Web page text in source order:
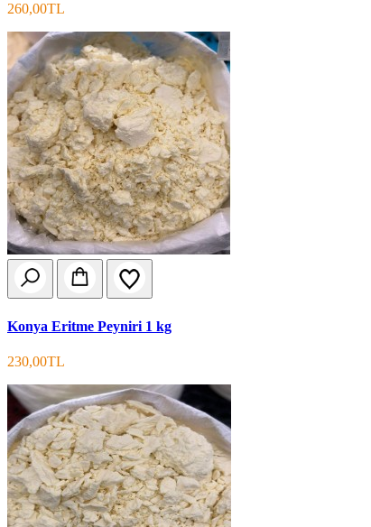
260,00TL
Konya Eritme Peyniri 1 kg
230,00TL